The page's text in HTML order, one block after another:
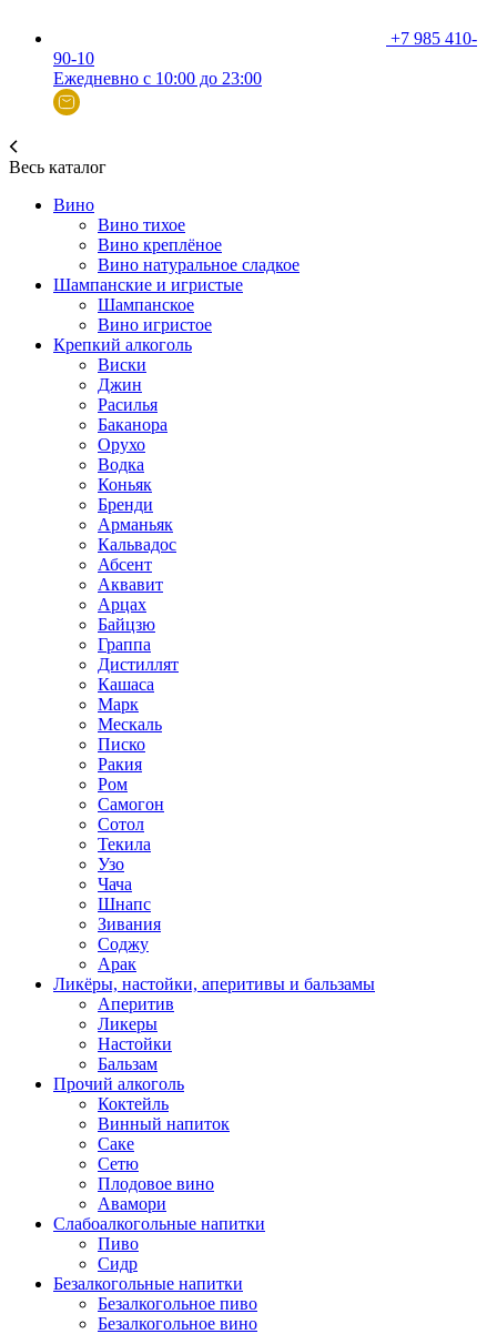
+7 985 410-
90-10
Ежедневно с 10:00 до 23:00
Весь каталог
Вино
Вино тихое
Вино креплёное
Вино натуральное сладкое
Шампанские и игристые
Шампанское
Вино игристое
Крепкий алкоголь
Виски
Джин
Расилья
Баканора
Орухо
Водка
Коньяк
Бренди
Арманьяк
Кальвадос
Абсент
Аквавит
Арцах
Байцзю
Граппа
Дистиллят
Кашаса
Марк
Мескаль
Писко
Ракия
Ром
Самогон
Сотол
Текила
Узо
Чача
Шнапс
Зивания
Соджу
Арак
Ликёры, настойки, аперитивы и бальзамы
Аперитив
Ликеры
Настойки
Бальзам
Прочий алкоголь
Коктейль
Винный напиток
Саке
Сетю
Плодовое вино
Авамори
Слабоалкогольные напитки
Пиво
Сидр
Безалкогольные напитки
Безалкогольное пиво
Безалкогольное вино